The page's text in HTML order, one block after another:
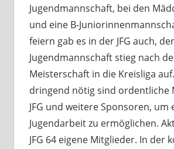
Jugendmannschaft, bei den
und eine B-
feiern gab es in der JFG auch,
Jugendmannschaft stieg nach
Meisterschaft in die Kreisliga
dringend nötig sind ordentliche
JFG und weitere Sponsoren, um
Jugendarbeit zu ermöglichen.
JFG 64 eigene Mitglieder. In der